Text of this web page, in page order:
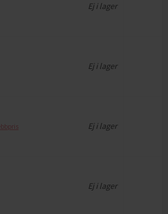
Ej i lager
Ej i lager
Ej i lager
Ej i lager